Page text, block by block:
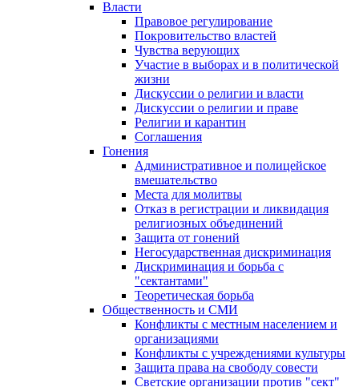
Власти
Правовое регулирование
Покровительство властей
Чувства верующих
Участие в выборах и в политической
жизни
Дискуссии о религии и власти
Дискуссии о религии и праве
Религии и карантин
Соглашения
Гонения
Административное и полицейское
вмешательство
Места для молитвы
Отказ в регистрации и ликвидация
религиозных объединений
Защита от гонений
Негосударственная дискриминация
Дискриминация и борьба с
"сектантами"
Теоретическая борьба
Общественность и СМИ
Конфликты с местным населением и
организациями
Конфликты с учреждениями культуры
Защита права на свободу совести
Светские организации против "сект"